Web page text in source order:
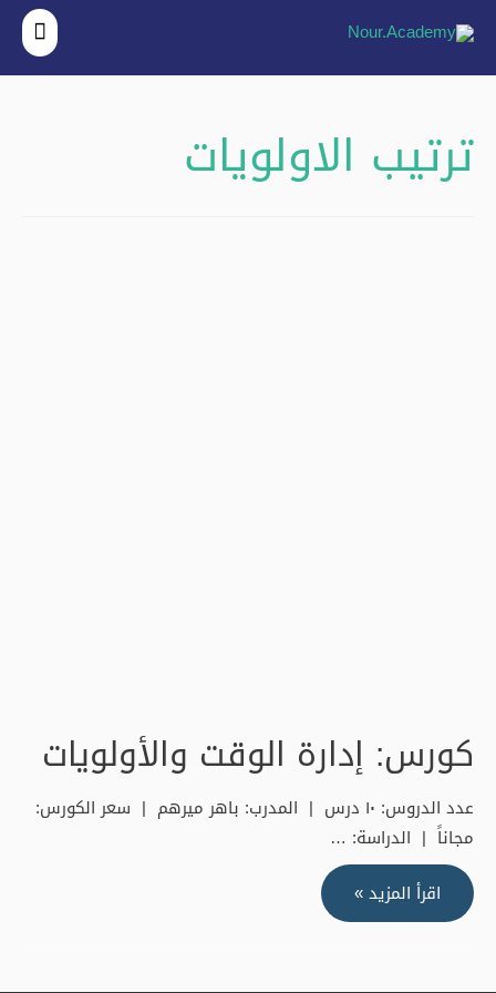
ترتيب الاولويات
كورس: إدارة الوقت والأولويات
عدد الدروس: ١٠ درس | المدرب: باهر ميرهم | سعر الكورس:
مجاناً | الدراسة: …
كورس:
إدارة
اقرأ المزيد »